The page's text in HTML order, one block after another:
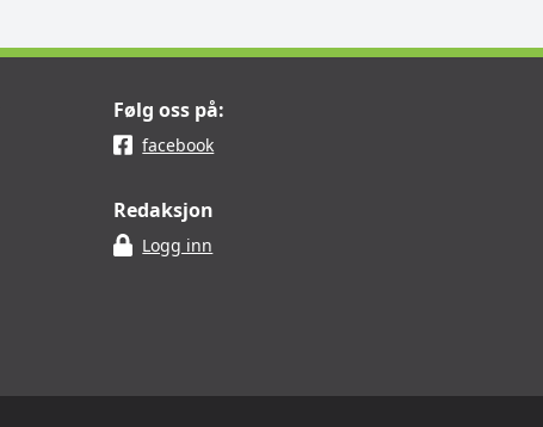
Følg oss på:
facebook
Redaksjon
Logg inn